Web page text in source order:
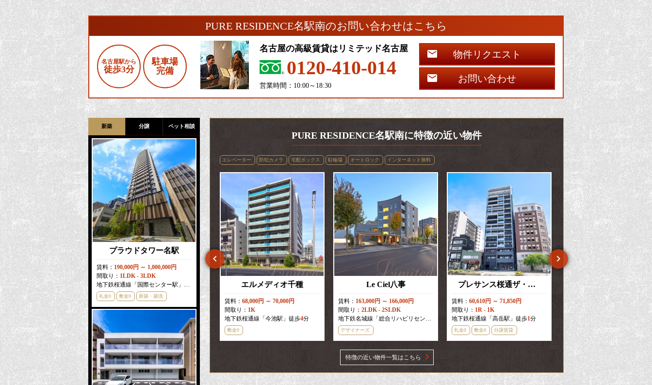
PURE RESIDENCE名駅南のお問い合わせはこちら
名古屋駅から
徒歩3分
駐車場
完備
名古屋の高級賃貸はリミテッド名古屋
0120-410-014
営業時間：10:00～18:30
物件リクエスト
お問い合わせ
新築 分譲 ペット相談
プラウドタワー名駅
賃料： 190,000円 ～ 1,000,000円
間取り： 1LDK - 3LDK
地下鉄桜通線「国際センター駅」徒歩
分
礼金0 敷金0 新築・築浅
PURE RESIDENCE名駅南に特徴の近い物件
エレベーター 防犯カメラ 宅配ボックス 駐輪場 オートロック インターネット無料
パルティール吹上アネックス
料： 56,000円 ～ 58,000円
取り： 1R
下鉄桜通線「吹上駅」徒歩 3 分
敷金0 分譲賃貸
プレサンスグラン栄THE TOWER
賃料：127,360円 ～ 203,060円
間取り：2LDK
分
分譲賃貸
エルメディオ千種
賃料： 68,000円 ～ 70,000円
間取り： 1K
地下鉄桜通線「今池駅」徒歩4分
敷金0
Le Ciel八事
賃料： 163,000円 ～ 166,000円
間取り： 2LDK - 2SLDK
地下鉄名城線「総合リハビリセンター駅」徒歩
5分
デザイナーズ
プレサンス桜通ザ・タイムズ
賃料： 60,610円 ～ 71,850円
間取り： 1R - 1K
地下鉄桜通線「高岳駅」徒歩1分
礼金0 敷金0 分譲賃貸
プレサンスTHE新栄
賃料：57,450円 ～ 158,850円
間取り：
1K - 2LDK
地下鉄東山線「新栄町駅」徒歩
礼金0 敷金0 新築・築浅
特徴の近い物件一覧はこちら